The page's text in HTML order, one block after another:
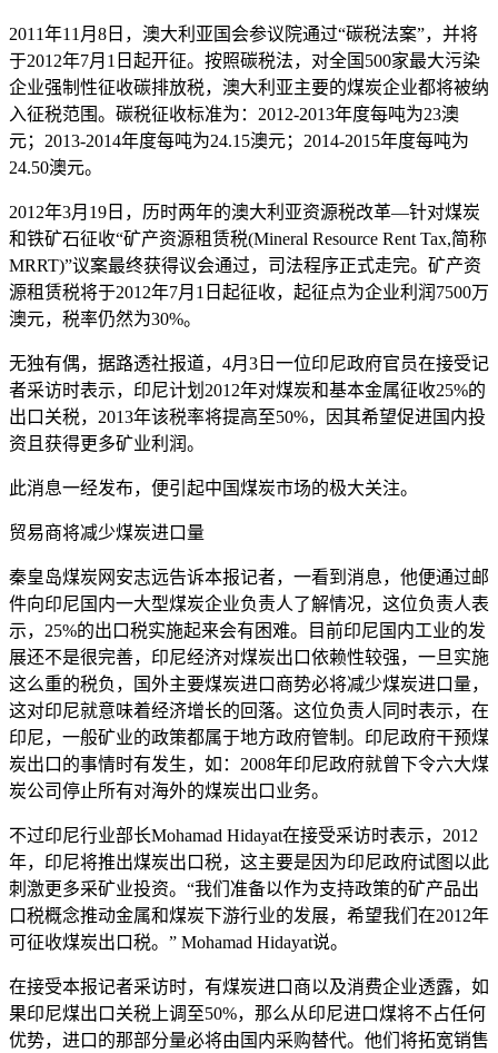
2011年11月8日，澳大利亚国会参议院通过“碳税法案”，并将
于2012年7月1日起开征。按照碳税法，对全国500家最大污染
企业强制性征收碳排放税，澳大利亚主要的煤炭企业都将被纳
入征税范围。碳税征收标准为：2012-2013年度每吨为23澳
元；2013-2014年度每吨为24.15澳元；2014-2015年度每吨为
24.50澳元。
2012年3月19日，历时两年的澳大利亚资源税改革—针对煤炭
和铁矿石征收“矿产资源租赁税(Mineral Resource Rent Tax,简称
MRRT)”议案最终获得议会通过，司法程序正式走完。矿产资
源租赁税将于2012年7月1日起征收，起征点为企业利润7500万
澳元，税率仍然为30%。
无独有偶，据路透社报道，4月3日一位印尼政府官员在接受记
者采访时表示，印尼计划2012年对煤炭和基本金属征收25%的
出口关税，2013年该税率将提高至50%，因其希望促进国内投
资且获得更多矿业利润。
此消息一经发布，便引起中国煤炭市场的极大关注。
贸易商将减少煤炭进口量
秦皇岛煤炭网安志远告诉本报记者，一看到消息，他便通过邮
件向印尼国内一大型煤炭企业负责人了解情况，这位负责人表
示，25%的出口税实施起来会有困难。目前印尼国内工业的发
展还不是很完善，印尼经济对煤炭出口依赖性较强，一旦实施
这么重的税负，国外主要煤炭进口商势必将减少煤炭进口量，
这对印尼就意味着经济增长的回落。这位负责人同时表示，在
印尼，一般矿业的政策都属于地方政府管制。印尼政府干预煤
炭出口的事情时有发生，如：2008年印尼政府就曾下令六大煤
炭公司停止所有对海外的煤炭出口业务。
不过印尼行业部长Mohamad Hidayat在接受采访时表示，2012
年，印尼将推出煤炭出口税，这主要是因为印尼政府试图以此
刺激更多采矿业投资。“我们准备以作为支持政策的矿产品出
口税概念推动金属和煤炭下游行业的发展，希望我们在2012年
可征收煤炭出口税。” Mohamad Hidayat说。
在接受本报记者采访时，有煤炭进口商以及消费企业透露，如
果印尼煤出口关税上调至50%，那么从印尼进口煤将不占任何
优势，进口的那部分量必将由国内采购替代。他们将拓宽销售